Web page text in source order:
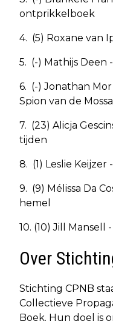
ontprikkelboek
4. (5) Roxane van
5. (-) Mathijs Deen
6. (-) Jonathan
Spion van de
7. (23) Alicja
tijden
8. (1) Leslie
9. (9) Mélissa Da
hemel
10. (10) Jill
Over
Stichting CPNB
Collectieve
Boek. Hun doel is